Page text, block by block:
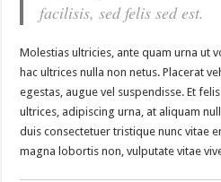
facilisis, sed felis sed est.
Molestias ultricies, ante quam urna ut
hac ultrices nulla non netus. Placerat
egestas, augue vel suspendisse. Et
ultrices, adipiscing urna, at aliquam
duis consectetuer tristique nunc vitae
magna lobortis non, vulputate vitae